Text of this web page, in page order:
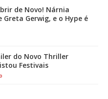
de Novo! Nárnia
Gerwig, e o Hype é
do Novo Thriller
Festivais